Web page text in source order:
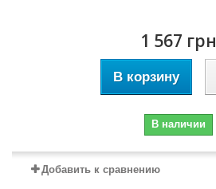
1 567 грн
В корзину
В наличии
Добавить к сравнению